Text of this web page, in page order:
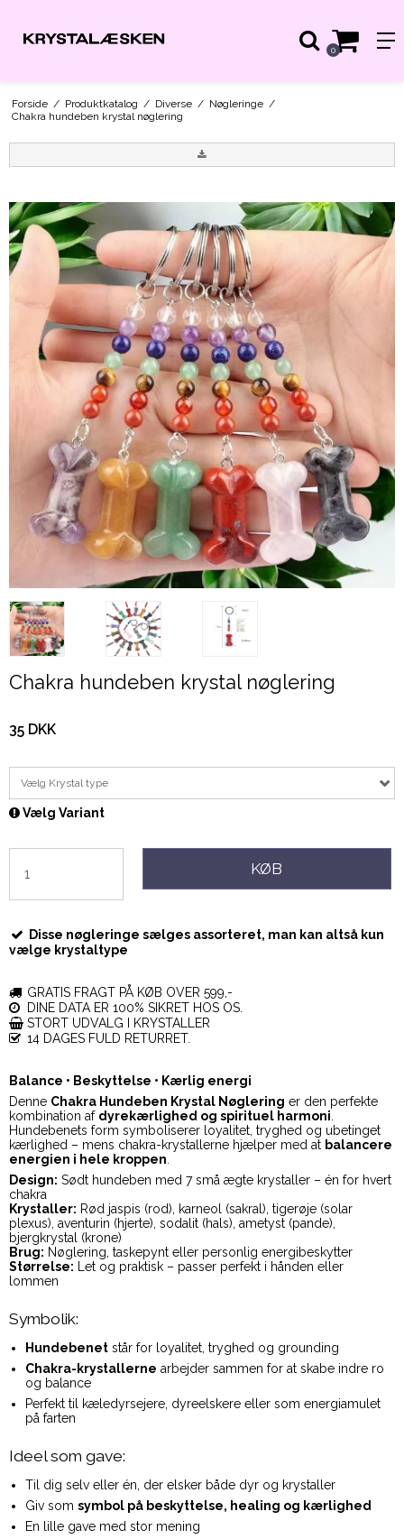
0
Forside / Produktkatalog / Diverse / Nøgleringe /
Chakra hundeben krystal nøglering
Chakra hundeben krystal nøglering
35 DKK
Vælg Krystal type
Vælg Variant
KØB
Disse nøgleringe sælges assorteret, man kan altså kun
vælge krystaltype
GRATIS FRAGT PÅ KØB OVER 599,-
DINE DATA ER 100% SIKRET HOS OS.
STORT UDVALG I KRYSTALLER
14 DAGES FULD RETURRET.
Balance • Beskyttelse • Kærlig energi
Denne Chakra Hundeben Krystal Nøglering er den perfekte
kombination af dyrekærlighed og spirituel harmoni
Hundebenets form symboliserer loyalitet, tryghed og ubetinget
kærlighed – mens chakra-krystallerne hjælper med at balancere
energien i hele kroppen
Design: Sødt hundeben med 7 små ægte krystaller – én for hvert
chakra
Krystaller: Rød jaspis (rod), karneol (sakral), tigerøje (solar
plexus), aventurin (hjerte), sodalit (hals), ametyst (pande),
bjergkrystal (krone)
Brug: Nøglering, taskepynt eller personlig energibeskytter
Størrelse: Let og praktisk – passer perfekt i hånden eller
lommen
Symbolik:
Hundebenetstår for loyalitet, tryghed og grounding
Chakra-krystallerne arbejder sammen for at skabe indre ro
og balance
Perfekt til kæledyrsejere, dyreelskere eller som energiamulet
på farten
Ideel som gave:
Til dig selv eller én, der elsker både dyr og krystaller
Giv som symbol på beskyttelse, healing og kærlighed
En lille gave med stor mening